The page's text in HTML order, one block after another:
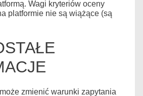
Wagi kryteriów oceny
platformie nie są wiążące (są
zmienić warunki zapytania